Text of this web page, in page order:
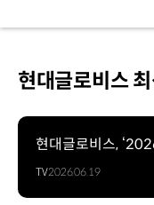
현대글로비스
현대글로비스,
TV2026.06.19